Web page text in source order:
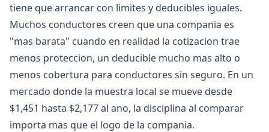
tiene que arrancar con limites y deducibles iguales.
Muchos conductores creen que una compania es
"mas barata" cuando en realidad la cotizacion trae
menos proteccion, un deducible mucho mas alto o
menos cobertura para conductores sin seguro. En un
mercado donde la muestra local se mueve desde
$1,451 hasta $2,177 al ano, la disciplina al comparar
importa mas que el logo de la compania.